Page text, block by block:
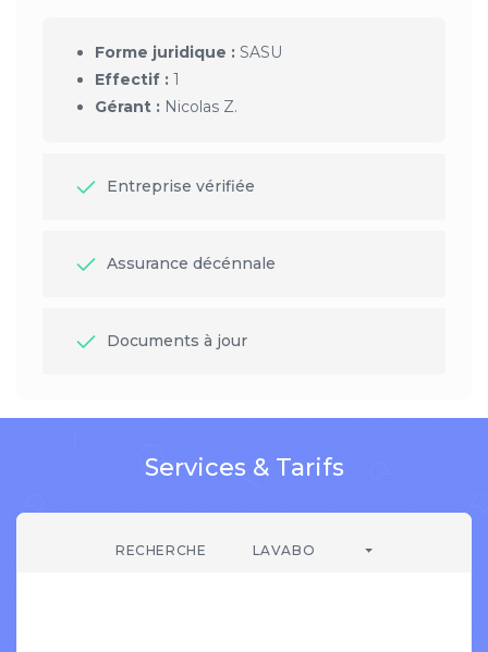
Forme juridique : SASU
Effectif : 1
Gérant : Nicolas Z.
Entreprise vérifiée
Assurance décénnale
Documents à jour
Services & Tarifs
RECHERCHE LAVABO